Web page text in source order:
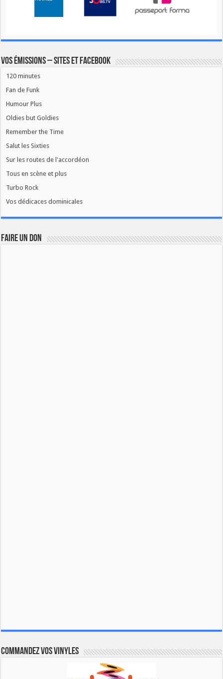
Vos émissions – Sites et Facebook
120 minutes
Fan de Funk
Humour Plus
Oldies but Goldies
Remember the Time
Salut les Sixties
Sur les routes de l'accordéon
Tous en scène et plus
Turbo Rock
Vos dédicaces dominicales
FAIRE UN DON
Commandez vos vinyles